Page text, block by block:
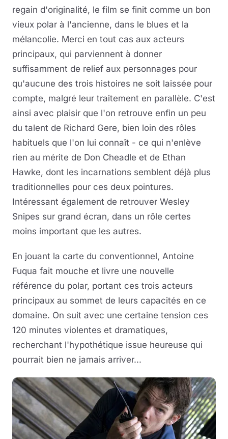
regain d'originalité, le film se finit comme un bon
vieux polar à l'ancienne, dans le blues et la
mélancolie. Merci en tout cas aux acteurs
principaux, qui parviennent à donner
suffisamment de relief aux personnages pour
qu'aucune des trois histoires ne soit laissée pour
compte, malgré leur traitement en parallèle. C'est
ainsi avec plaisir que l'on retrouve enfin un peu
du talent de Richard Gere, bien loin des rôles
habituels que l'on lui connaît - ce qui n'enlève
rien au mérite de Don Cheadle et de Ethan
Hawke, dont les incarnations semblent déjà plus
traditionnelles pour ces deux pointures.
Intéressant également de retrouver Wesley
Snipes sur grand écran, dans un rôle certes
moins important que les autres.
En jouant la carte du conventionnel, Antoine
Fuqua fait mouche et livre une nouvelle
référence du polar, portant ces trois acteurs
principaux au sommet de leurs capacités en ce
domaine. On suit avec une certaine tension ces
120 minutes violentes et dramatiques,
recherchant l'hypothétique issue heureuse qui
pourrait bien ne jamais arriver...